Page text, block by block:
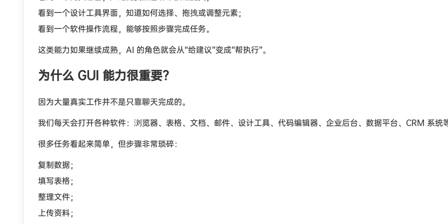
看到一个设计工具界面，知道如何选择、拖拽或调整元素；
看到一个软件操作流程，能够按照步骤完成任务。
这类能力如果继续成熟，AI 的角色就会从“给建议”变成“帮执行”。
为什么 GUI 能力很重要？
因为大量真实工作并不是只靠聊天完成的。
我们每天会打开各种软件：浏览器、表格、文档、邮件、设计工具、代码编辑器、企业后台、数据平台、CRM 系统
很多任务看起来简单，但步骤非常琐碎：
复制数据；
填写表格；
整理文件；
上传资料；